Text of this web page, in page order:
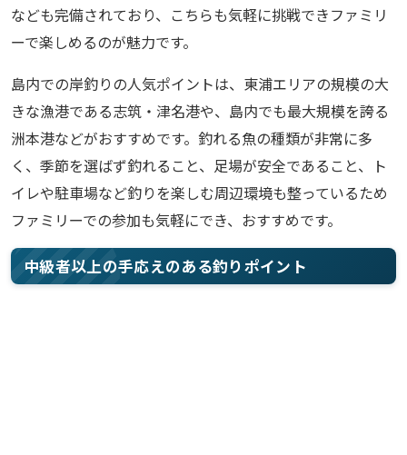
なども完備されており、こちらも気軽に挑戦できファミリ
ーで楽しめるのが魅力です。
島内での岸釣りの人気ポイントは、東浦エリアの規模の大
きな漁港である志筑・津名港や、島内でも最大規模を誇る
洲本港などがおすすめです。釣れる魚の種類が非常に多
く、季節を選ばず釣れること、足場が安全であること、ト
イレや駐車場など釣りを楽しむ周辺環境も整っているため
ファミリーでの参加も気軽にでき、おすすめです。
中級者以上の手応えのある釣りポイント